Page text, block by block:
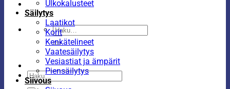
Etsi:
Etsi:
Ulkokalusteet
Säilytys
Laatikot
Korit
Kenkätelineet
Vaatesäilytys
Vesiastiat ja ämpärit
Piensäilytys
Siivous